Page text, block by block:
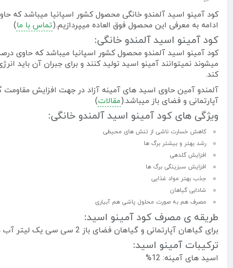
کود آمینو اسید آلمندو خانگی محصول کشور اسپانیا میباشد که
ادامه به معرفی این محصول فوق العاده میپردازیم.(تماس با ما)
کود آمینو اسید آلمندو خانگی:
کود آمینو اسید آلمندو محصول کشور اسپانیا میباشد که حاوی
میشوند نمیتوانند آمینو اسید تولید کنند و برای جبران آن
کند.
آلمندو آمین حاوی اسید های آمینه آزاد در جهت افزایش
آپارتمانی و فضای باز میباشد.(مقالات)
ویژگی های کود آمینو اسید آلمندو خانگی:
کاهش خسارت ناشی از تنش های محیطی
رشد بهتر و بیشتر برگ ها
افزایش گلدهی
افزایش سبزینگی برگ ها
جذب بهتر مواد غذایی
شادابی گیاهان
مصرف هم به صورت محلول پاشی هم آبیاری
طریقه ی مصرف کود آمینو اسید:
برای گیاهان آپارتمانی و گیاهان فضای باز 2 سی سی یک لیتر آب هم به صورت محلول پاشی و هم به صورت آبیاری.
ترکیبات آمینو اسید:
اسید های آمینه: 12%